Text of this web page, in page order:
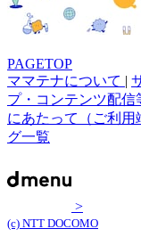
PAGETOP
ママテナについて |
プ・コンテンツ配
にあたって（ご利用
グ一覧
>
(c) NTT DOCOMO